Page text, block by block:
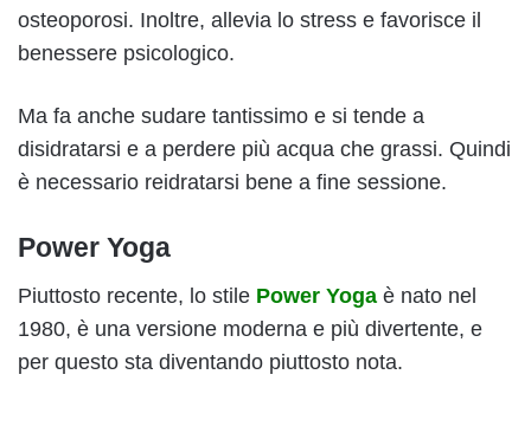
osteoporosi. Inoltre, allevia lo stress e favorisce il
benessere psicologico.
Ma fa anche sudare tantissimo e si tende a
disidratarsi e a perdere più acqua che grassi. Quindi
è necessario reidratarsi bene a fine sessione.
Power Yoga
Piuttosto recente, lo stile Power Yoga è nato nel
1980, è una versione moderna e più divertente, e
per questo sta diventando piuttosto nota.